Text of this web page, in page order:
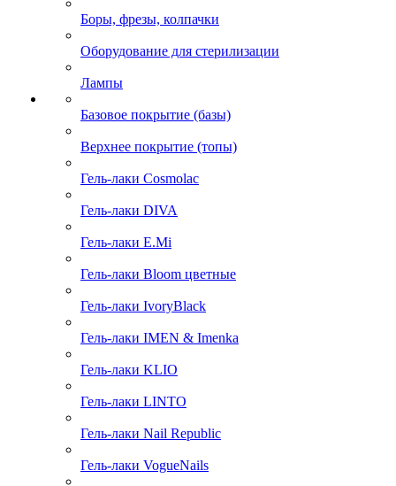
Боры, фрезы, колпачки
Оборудование для стерилизации
Лампы
Базовое покрытие (базы)
Верхнее покрытие (топы)
Гель-лаки Cosmolac
Гель-лаки DIVA
Гель-лаки E.Mi
Гель-лаки Bloom цветные
Гель-лаки IvoryBlack
Гель-лаки IMEN & Imenka
Гель-лаки KLIO
Гель-лаки LINTO
Гель-лаки Nail Republic
Гель-лаки VogueNails